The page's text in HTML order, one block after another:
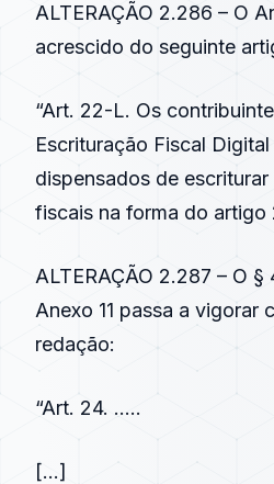
ALTERAÇÃO 2.286 – O
acrescido do seguinte
“Art. 22-L. Os
Escrituração Fiscal
dispensados de
fiscais na forma do artigo
ALTERAÇÃO 2.287 – O
Anexo 11 passa a vigorar
redação:
“Art. 24. …..
[…]